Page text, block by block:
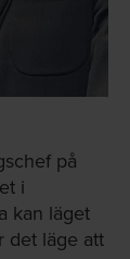
på
i
kan läget
det läge att